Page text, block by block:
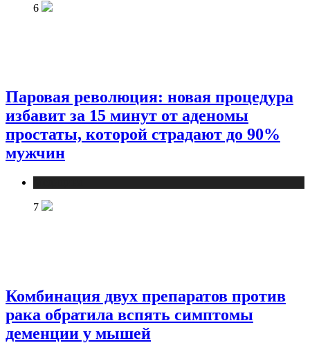
6
Паровая революция: новая процедура
избавит за 15 минут от аденомы
простаты, которой страдают до 90%
мужчин
7
Комбинация двух препаратов против
рака обратила вспять симптомы
деменции у мышей